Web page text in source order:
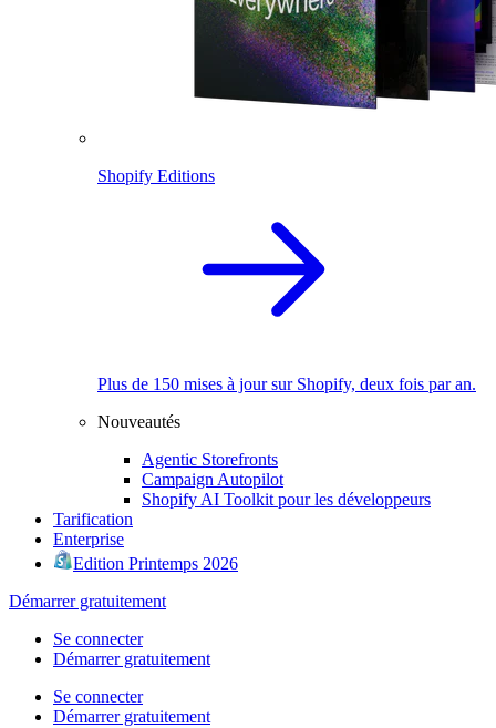
Shopify Editions
Plus de 150 mises à jour sur Shopify, deux fois par an.
Nouveautés
Agentic Storefronts
Campaign Autopilot
Shopify AI Toolkit pour les développeurs
Tarification
Enterprise
Edition Printemps 2026
Démarrer gratuitement
Se connecter
Démarrer gratuitement
Se connecter
Démarrer gratuitement